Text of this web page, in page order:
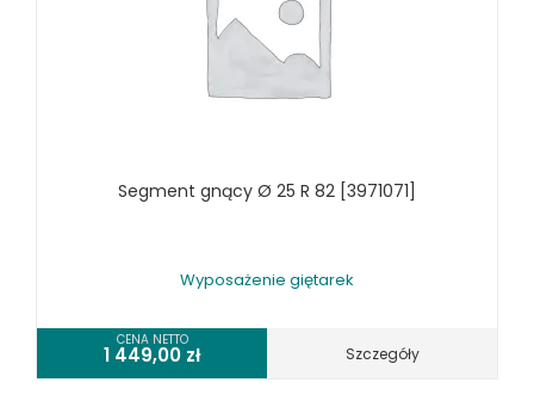
SZLIFIERKI DO METALU, PŁASZCZYZN
WIERTARKI KOLUMNOWE, SŁUPOWE, STOŁOWE
WYKRAWARKI DO BLACHY, PNEUMATYCZNE
ZAGINARKI DO BLACHY, MECHANICZNE
ŻŁOBIARKI DO BLACHY
Segment gnący Ø 25 R 82 [3971071]
Wyposażenie giętarek
CENA NETTO
1 449,00 zł Szczegóły